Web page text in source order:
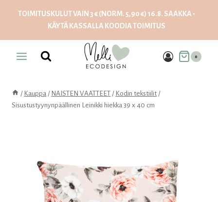
TOIMITUSKULUT VAIN 3 € (NORM. 5,90 €) 16.8. SAAKKA •
KÄYTÄ KASSALLA KOODIATOIMITUS
0
/ Kauppa / NAISTEN VAATTEET / Kodin tekstiilit /
Sisustustyynynpäällinen Leinikki hiekka 39 x 40 cm